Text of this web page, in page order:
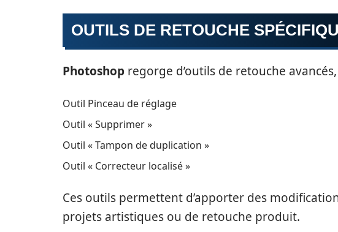
OUTILS DE RETOUCHE
Photoshop regorge d’outils de retouche
Outil Pinceau de réglage
Outil « Supprimer »
Outil « Tampon de duplication »
Outil « Correcteur localisé »
Ces outils permettent d’apporter des
projets artistiques ou de retouche produit.